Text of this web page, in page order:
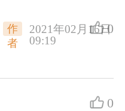
作
者
2021年02月16日
09:19
0
0